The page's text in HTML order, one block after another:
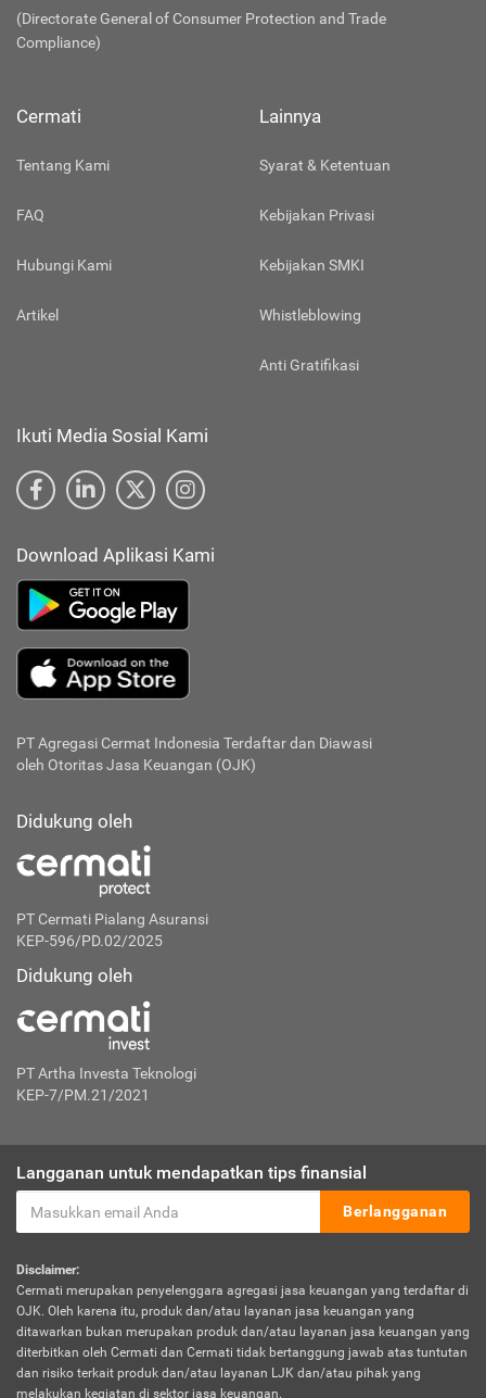
(Directorate General of Consumer Protection and Trade
Compliance)
Cermati
Tentang Kami
FAQ
Hubungi Kami
Artikel
Lainnya
Syarat & Ketentuan
Kebijakan Privasi
Kebijakan SMKI
Whistleblowing
Anti Gratifikasi
Ikuti Media Sosial Kami
Download Aplikasi Kami
PT Agregasi Cermat Indonesia Terdaftar dan Diawasi
oleh Otoritas Jasa Keuangan (OJK)
Didukung oleh
PT Cermati Pialang Asuransi
KEP-596/PD.02/2025
Didukung oleh
PT Artha Investa Teknologi
KEP-7/PM.21/2021
Langganan untuk mendapatkan tips finansial
Berlangganan
Disclaimer:
Cermati merupakan penyelenggara agregasi jasa keuangan yang terdaftar di
OJK. Oleh karena itu, produk dan/atau layanan jasa keuangan yang
ditawarkan bukan merupakan produk dan/atau layanan jasa keuangan yang
diterbitkan oleh Cermati dan Cermati tidak bertanggung jawab atas tuntutan
dan risiko terkait produk dan/atau layanan LJK dan/atau pihak yang
melakukan kegiatan di sektor jasa keuangan.